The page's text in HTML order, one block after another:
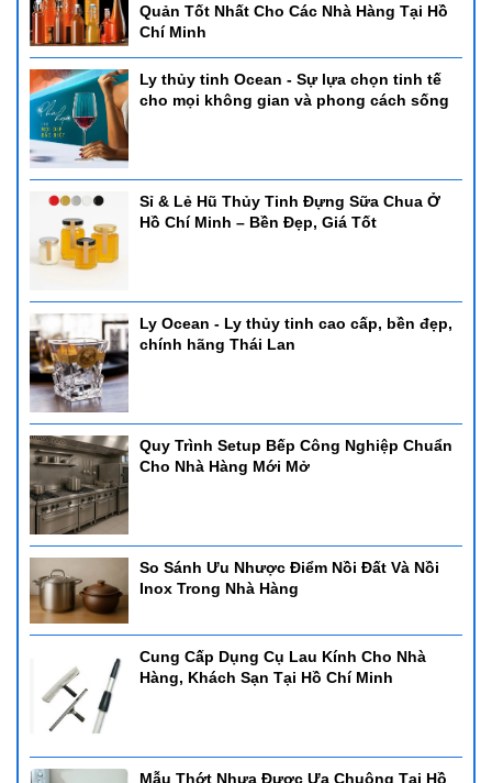
Quản Tốt Nhất Cho Các Nhà Hàng Tại Hồ
Chí Minh
Ly thủy tinh Ocean - Sự lựa chọn tinh tế
cho mọi không gian và phong cách sống
Sỉ & Lẻ Hũ Thủy Tinh Đựng Sữa Chua Ở
Hồ Chí Minh – Bền Đẹp, Giá Tốt
Ly Ocean - Ly thủy tinh cao cấp, bền đẹp,
chính hãng Thái Lan
Quy Trình Setup Bếp Công Nghiệp Chuẩn
Cho Nhà Hàng Mới Mở
So Sánh Ưu Nhược Điểm Nồi Đất Và Nồi
Inox Trong Nhà Hàng
Cung Cấp Dụng Cụ Lau Kính Cho Nhà
Hàng, Khách Sạn Tại Hồ Chí Minh
Mẫu Thớt Nhựa Được Ưa Chuộng Tại Hồ